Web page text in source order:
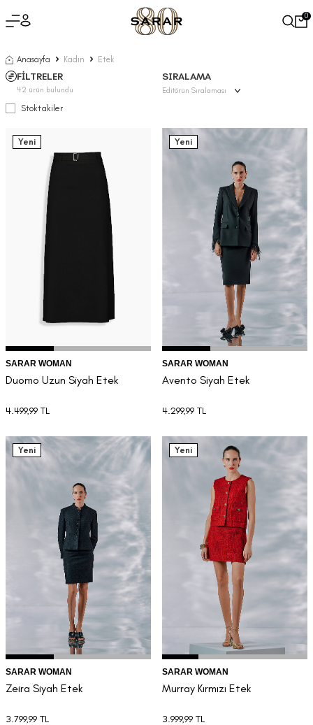
0
Anasayfa Kadın Etek
FİLTRELER
42 ürün bulundu
SIRALAMA
Stoktakiler
Yeni
SARAR WOMAN
Duomo Uzun Siyah Etek
4.499,99 TL
Yeni
SARAR WOMAN
Avento Siyah Etek
4.299,99 TL
Yeni
SARAR WOMAN
Zeira Siyah Etek
3.799,99 TL
Yeni
SARAR WOMAN
Murray Kırmızı Etek
3.999,99 TL